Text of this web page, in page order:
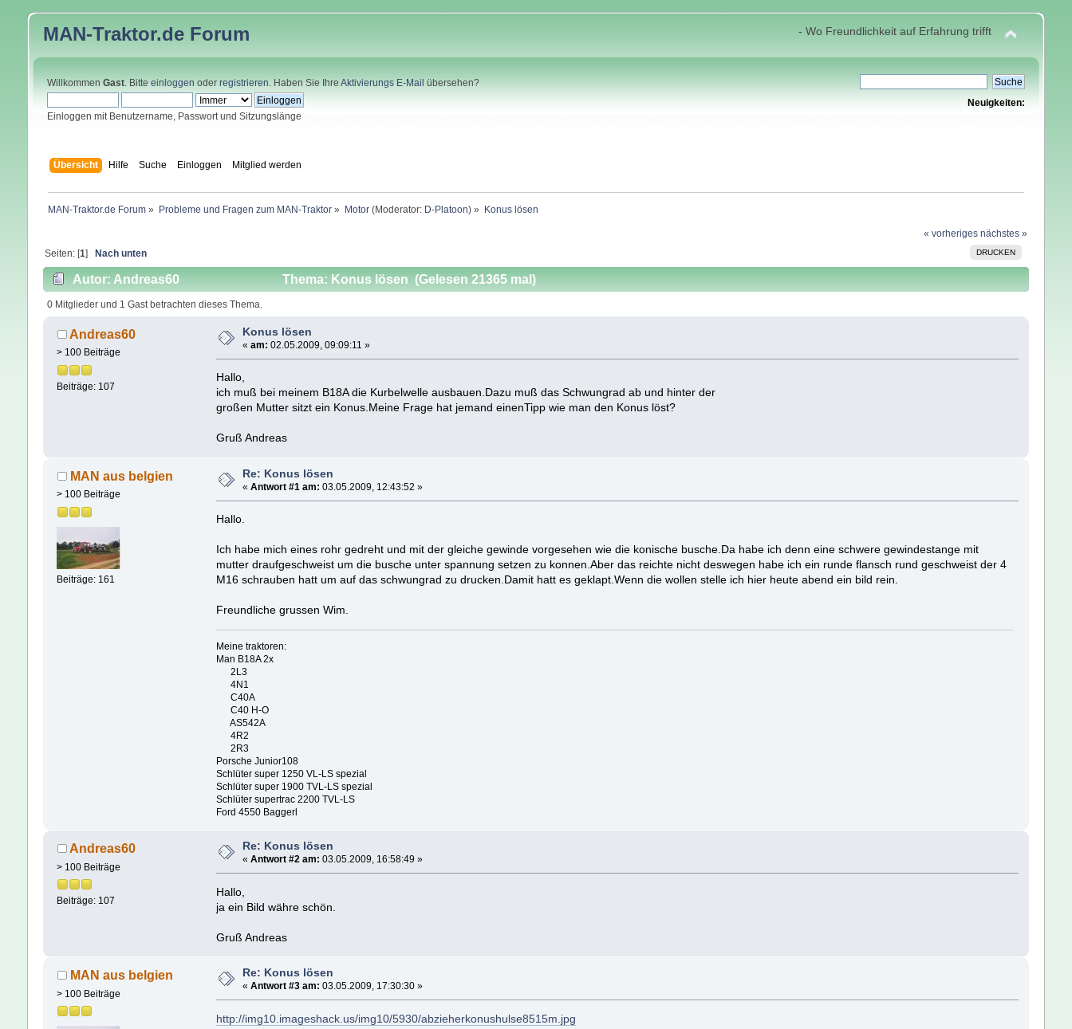
MAN-Traktor.de Forum - Wo Freundlichkeit auf Erfahrung trifft
Willkommen Gast. Bitte einloggen oder registrieren. Haben Sie Ihre Aktivierungs E-Mail übersehen?
Einloggen mit Benutzername, Passwort und Sitzungslänge
Neuigkeiten:
Übersicht Hilfe Suche Einloggen Mitglied werden
MAN-Traktor.de Forum » Probleme und Fragen zum MAN-Traktor » Motor (Moderator: D-Platoon) » Konus lösen
« vorheriges nächstes »
DRUCKEN
Seiten: [1]Nach unten
Autor: Andreas60 Thema: Konus lösen (Gelesen 21365 mal)
0 Mitglieder und 1 Gast betrachten dieses Thema.
Andreas60
> 100 Beiträge
Beiträge: 107
Konus lösen
« am: 02.05.2009, 09:09:11 »
Hallo,
ich muß bei meinem B18A die Kurbelwelle ausbauen.Dazu muß das Schwungrad ab und hinter der
großen Mutter sitzt ein Konus.Meine Frage hat jemand einenTipp wie man den Konus löst?
Gruß Andreas
MAN aus belgien
> 100 Beiträge
Beiträge: 161
Re: Konus lösen
« Antwort #1 am: 03.05.2009, 12:43:52 »
Hallo.
Ich habe mich eines rohr gedreht und mit der gleiche gewinde vorgesehen wie die konische busche.Da habe ich denn eine schwere gewindestange mit
mutter draufgeschweist um die busche unter spannung setzen zu konnen.Aber das reichte nicht deswegen habe ich ein runde flansch rund geschweist der 4
M16 schrauben hatt um auf das schwungrad zu drucken.Damit hatt es geklapt.Wenn die wollen stelle ich hier heute abend ein bild rein.
Freundliche grussen Wim.
Meine traktoren:
Man B18A 2x
2L3
4N1
C40A
C40 H-O
AS542A
4R2
2R3
Porsche Junior108
Schlüter super 1250 VL-LS spezial
Schlüter super 1900 TVL-LS spezial
Schlüter supertrac 2200 TVL-LS
Ford 4550 Baggerl
Andreas60
> 100 Beiträge
Beiträge: 107
Re: Konus lösen
« Antwort #2 am: 03.05.2009, 16:58:49 »
Hallo,
ja ein Bild währe schön.
Gruß Andreas
MAN aus belgien
> 100 Beiträge
Re: Konus lösen
« Antwort #3 am: 03.05.2009, 17:30:30 »
http://img10.imageshack.us/img10/5930/abzieherkonushulse8515m.jpg